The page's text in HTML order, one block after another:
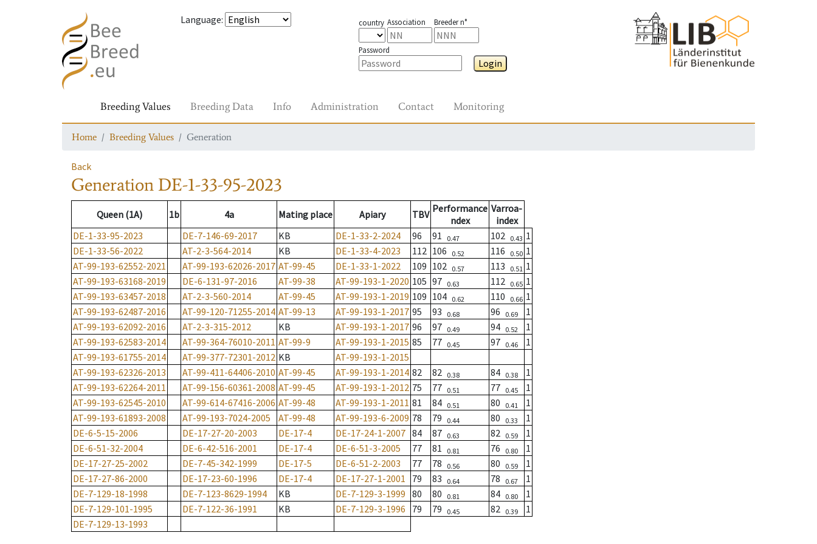
Language: country Association Breeder n°
Password
Login
Breeding Values Breeding Data Info Administration Contact Monitoring
Home Breeding Values Generation
Back
Generation DE-1-33-95-2023
Queen (1A) 1b 4a Mating place Apiary TBV Performance
ndex
Varroa-
index
DE-1-33-95-2023
DE-7-146-69-2017 KB DE-1-33-2-2024 96 91 0.47 102 0.43 1
DE-1-33-56-2022
AT-2-3-564-2014 KB DE-1-33-4-2023 112 106 0.52 116 0.50 1
AT-99-193-62552-2021
AT-99-193-62026-2017 AT-99-45 DE-1-33-1-2022 109 102 0.57 113 0.51 1
AT-99-193-63168-2019
DE-6-131-97-2016 AT-99-38 AT-99-193-1-2020 105 97 0.63 112 0.65 1
AT-99-193-63457-2018
AT-2-3-560-2014 AT-99-45 AT-99-193-1-2019 109 104 0.62 110 0.66 1
AT-99-193-62487-2016
AT-99-120-71255-2014 AT-99-13 AT-99-193-1-2017 95 93 0.68 96 0.69
1
AT-99-193-62092-2016
AT-2-3-315-2012 KB AT-99-193-1-2017 96 97 0.49 94 0.52
1
AT-99-193-62583-2014
AT-99-364-76010-2011 AT-99-9 AT-99-193-1-2015 85 77 0.45 97 0.46
1
AT-99-193-61755-2014
AT-99-377-72301-2012 KB
AT-99-193-1-2015
AT-99-193-62326-2013
AT-99-411-64406-2010 AT-99-45 AT-99-193-1-2014 82 82 0.38 84 0.38
1
AT-99-193-62264-2011
AT-99-156-60361-2008 AT-99-45 AT-99-193-1-2012 75 77 0.51 77 0.45
1
AT-99-193-62545-2010
AT-99-614-67416-2006 AT-99-48 AT-99-193-1-2011 81 84 0.51 80 0.41
1
AT-99-193-61893-2008
AT-99-193-7024-2005 AT-99-48 AT-99-193-6-2009 78 79 0.44 80 0.33
1
DE-6-5-15-2006
DE-17-27-20-2003 DE-17-4 DE-17-24-1-2007 84 87 0.63 82 0.59
1
DE-6-51-32-2004
DE-6-42-516-2001 DE-17-4 DE-6-51-3-2005 77 81 0.81 76 0.80
1
DE-17-27-25-2002
DE-7-45-342-1999 DE-17-5 DE-6-51-2-2003 77 78 0.56 80 0.59
1
DE-17-27-86-2000
DE-17-23-60-1996 DE-17-4 DE-17-27-1-2001 79 83 0.64 78 0.67
1
DE-7-129-18-1998
DE-7-123-8629-1994 KB DE-7-129-3-1999 80 80 0.81 84 0.80
1
DE-7-129-101-1995
DE-7-122-36-1991 KB DE-7-129-3-1996 79 79 0.45 82 0.39
1
DE-7-129-13-1993